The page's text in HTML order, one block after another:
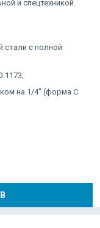
и спецтехникой.
стали с полной
1173;
на 1/4" (форма C